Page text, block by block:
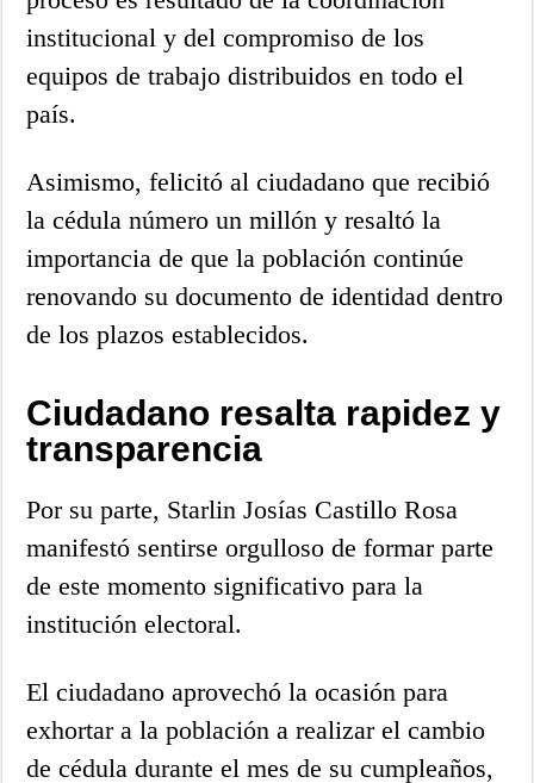
institucional y del compromiso de los
equipos de trabajo distribuidos en todo el
país.
Asimismo, felicitó al ciudadano que recibió
la cédula número un millón y resaltó la
importancia de que la población continúe
renovando su documento de identidad dentro
de los plazos establecidos.
Ciudadano resalta rapidez y
transparencia
Por su parte, Starlin Josías Castillo Rosa
manifestó sentirse orgulloso de formar parte
de este momento significativo para la
institución electoral.
El ciudadano aprovechó la ocasión para
exhortar a la población a realizar el cambio
de cédula durante el mes de su cumpleaños,